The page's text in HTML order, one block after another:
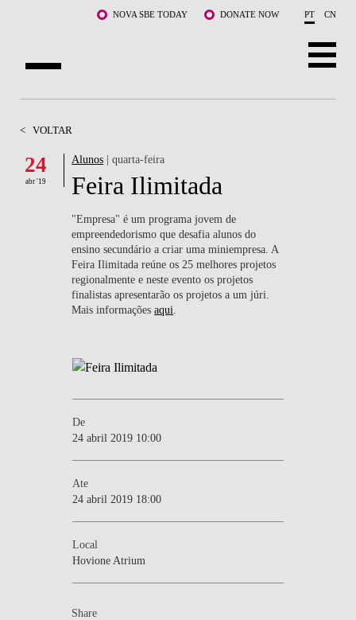
Saltar para o conteúdo principalNOVA SBE TODAY DONATE NOW PT CN
DOCENTES E INVESTIGAÇÃO
COMUNIDADE
LIFE AT NOVA SBE
WHAT'S HAPPENING
< VOLTAR
24
abr '19
Alunos | quarta-feira
Feira Ilimitada
"Empresa" é um programa jovem de
empreendedorismo que desafia alunos do
ensino secundário a criar uma miniempresa. A
Feira Ilimitada reúne os 25 melhores projetos
regionalmente e neste evento os projetos
finalistas apresentarão os projetos a um júri.
Mais informaçõesaqui
De
24 abril 2019 10:00
Ate
24 abril 2019 18:00
Local
Hovione Atrium
Share